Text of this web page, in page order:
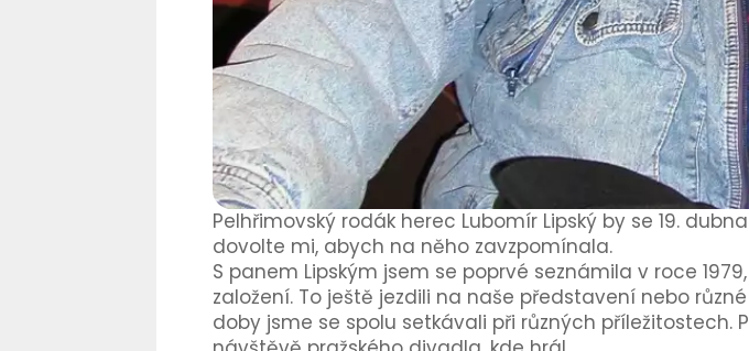
Pelhřimovský rodák herec Lubomír Lipský by se 19.
dovolte mi, abych na něho zavzpomínala.
S panem Lipským jsem se poprvé seznámila v roce
založení. To ještě jezdili na naše představení nebo
doby jsme se spolu setkávali při různých příležitostech.